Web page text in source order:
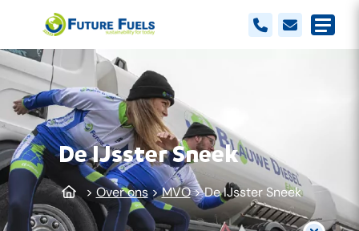
De IJsster Sneek
> Over ons>MVO>De IJsster Sneek